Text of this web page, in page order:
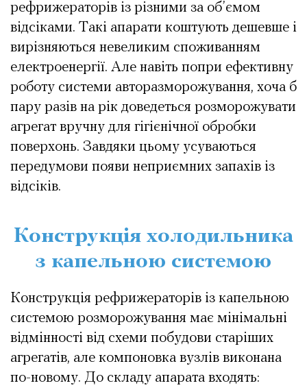
рефрижераторів із різними за об’ємом
відсіками. Такі апарати коштують дешевше і
вирізняються невеликим споживанням
електроенергії. Але навіть попри ефективну
роботу системи авторазморожування, хоча б
пару разів на рік доведеться розморожувати
агрегат вручну для гігієнічної обробки
поверхонь. Завдяки цьому усуваються
передумови появи неприємних запахів із
відсіків.
Конструкція холодильника
з капельною системою
Конструкція рефрижераторів із капельною
системою розморожування має мінімальні
відмінності від схеми побудови старіших
агрегатів, але компоновка вузлів виконана
по-новому. До складу апарата входять: